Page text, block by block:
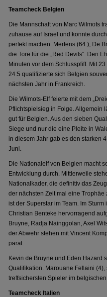
Teamcheck Belgien
Die Mannschaft von Marc Wilmots
zuhause auf Israel und konnte
perfekt machen. Mertens (64.), De
die Tore für die „Red Devils“. Den
Minuten vor dem Schlusspfiff. Mit
24:5 qualifizierte sich Belgien
nächsten Jahr in Frankreich.
Die Wilmots-Elf feierte mit dem
Pflichtspielsieg in Folge. Allgemein
gut für Belgien. Aus den sieben
Siege und nur die eine Pleite in
in diesem Jahr gab es den starken
Juni.
Die Nationalelf von Belgien macht
Entwicklung durch. Mittlerweile
Nationalkader, die definitiv das
der nächsten Zeit mal eine
ist der Superstar im Team. Im
Christian Benteke hervorragend
Bruyne, Radja Nainggolan, Axel
der Abwehr stehen mit Vincent
parat.
Kevin de Bruyne und Eden Hazard
Qualifikation. Marouane Fellaini
treffsichersten Spieler im
Teamcheck Italien